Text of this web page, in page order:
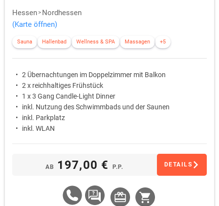
Hessen
Nordhessen
(Karte öffnen)
Sauna Hallenbad Wellness & SPA Massagen +5
2 Übernachtungen im Doppelzimmer mit Balkon
2 x reichhaltiges Frühstück
1 x 3 Gang Candle-Light Dinner
inkl. Nutzung des Schwimmbads und der Saunen
inkl. Parkplatz
inkl. WLAN
AB 197,00 € P.P. DETAILS